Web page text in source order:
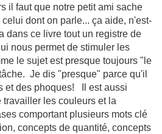
il faut que notre petit ami sache
dont on parle... ça aide, n'est-
dans ce livre tout un registre de
nous permet de stimuler les
le sujet est presque toujours "le
Je dis "presque" parce qu'il
et des phoques! Il est aussi
travailler les couleurs et la
comportant plusieurs mots clé
concepts de quantité, concepts